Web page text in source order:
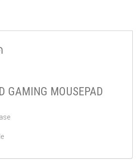
GAMING MOUSEPAD